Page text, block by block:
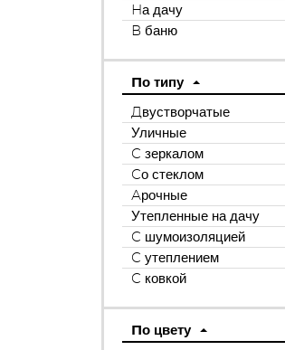
На дачу
В баню
По типу
Двустворчатые
Уличные
С зеркалом
Со стеклом
Арочные
Утепленные на дачу
С шумоизоляцией
С утеплением
С ковкой
По цвету